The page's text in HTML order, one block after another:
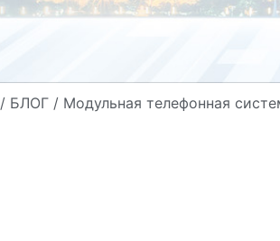
/ БЛОГ / Модульная телефонная